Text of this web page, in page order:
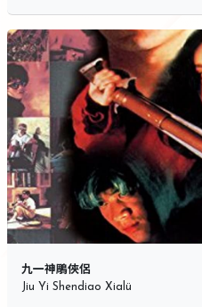
九一神鵰俠侶
Jiu Yi Shendiao Xialü